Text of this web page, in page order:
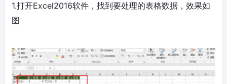
1.打开Excel2016软件，找到要处理的表格数据，效果如
图